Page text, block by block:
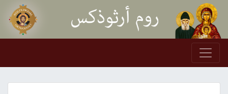
Skip to content
Main Navigation